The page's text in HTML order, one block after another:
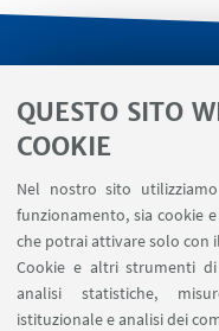
QUESTO SITO
COOKIE
Nel nostro sito
funzionamento, sia cookie
che potrai attivare solo con
Cookie e altri strumenti
analisi statistiche,
istituzionale e analisi dei
SEGUI